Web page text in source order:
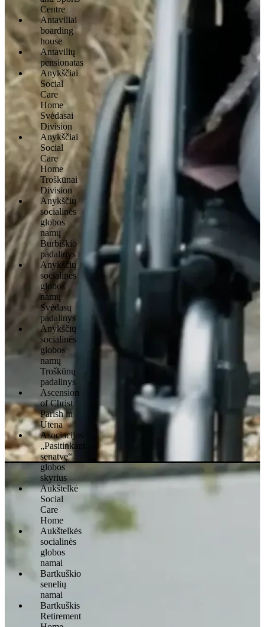
Centre
Antaviliai
boarding
house
Antavilių
pensionatas
Anykščiai
Social
Care
Home
Svėdasai
Division
Anykščiai
Social
Care
Home
Troškūnai
Division
Anykščių
socialinės
globos
namų
Burbiškio
padalinys
Anykščių
socialinės
globos
namų
Svėdasų
padalinys
Anykščių
socialinės
globos
namų
Troškūnų
padalinys
Ascension
of Christ
Parish in
Utena
Asociacijos
„Pasitinkant
senatvę“
globos
skyrius
Aukštelkė
Social
Care
Home
Aukštelkės
socialinės
globos
namai
Bartkuškio
senelių
namai
Bartkuškis
Retirement